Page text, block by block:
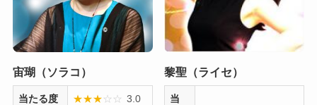
宙瑚（ソラコ）
当たる度 ★★★☆ ☆ 3.0
黎聖（ライセ）
当